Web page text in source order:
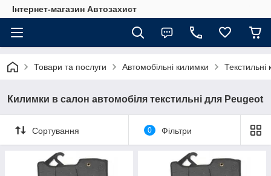
Інтернет-магазин Автозахист
Товари та послуги Автомобільні килимки
Килимки в салон автомобіля текстильні для Peugeot
Сортування 0 Фільтри